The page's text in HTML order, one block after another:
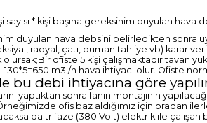
sayısı * kişi başına gereksinim duyulan hava
duyulan hava debsini belirledikten sonra
radyal, çatı, duman tahliye vb) karar
Bir ofiste 5 kişi çalışmaktadır tavan
130*5=650 m3 /h hava ihtiyacı olur. Ofiste
bu debi ihtiyacına göre
yaptıktan sonra fanın montajının
ofis baz aldığımız için oradan
da trifaze (380 Volt) elektrik ile çalışan